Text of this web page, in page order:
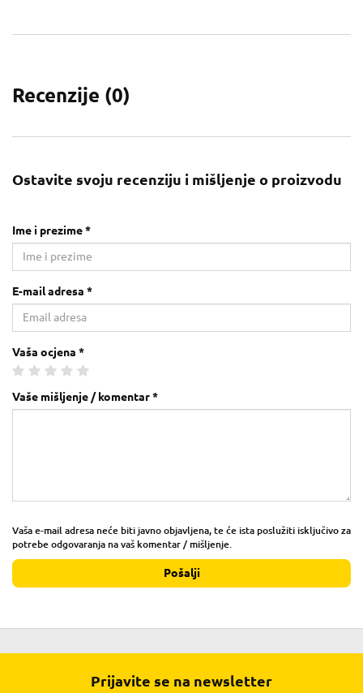
Recenzije (0)
Ostavite svoju recenziju i mišljenje o proizvodu
Ime i prezime *
E-mail adresa *
Vaša ocjena *
Vaše mišljenje / komentar *
Vaša e-mail adresa neće biti javno objavljena, te će ista poslužiti isključivo za
potrebe odgovaranja na vaš komentar / mišljenje.
Pošalji
Prijavite se na newsletter